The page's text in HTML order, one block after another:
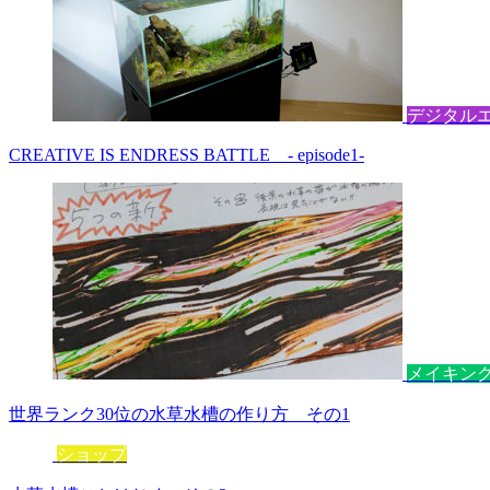
デジタル
CREATIVE IS ENDRESS BATTLE - episode1-
メイキン
世界ランク30位の水草水槽の作り方 その1
ショップ